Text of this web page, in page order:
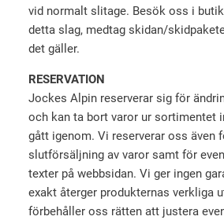
vid normalt slitage. Besök oss i
detta slag, medtag skidan/
det gäller.
RESERVATION
Jockes Alpin reserverar sig för
och kan ta bort varor ur sortimentet
gått igenom. Vi reserverar oss även
slutförsäljning av varor samt för
texter på webbsidan. Vi ger ingen
exakt återger produkternas verkliga
förbehåller oss rätten att justera